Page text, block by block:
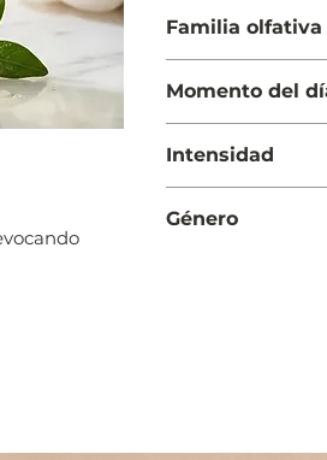
rojas, hojas de
Cuerpo: Peonía,
los valles
Familia olfativa
Momento del
Intensidad
Género